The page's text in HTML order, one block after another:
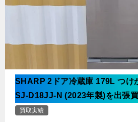
SHARP 2ドア冷蔵庫 179L つけ
SJ-D18JJ-N (2023年製)を出張買
買取実績